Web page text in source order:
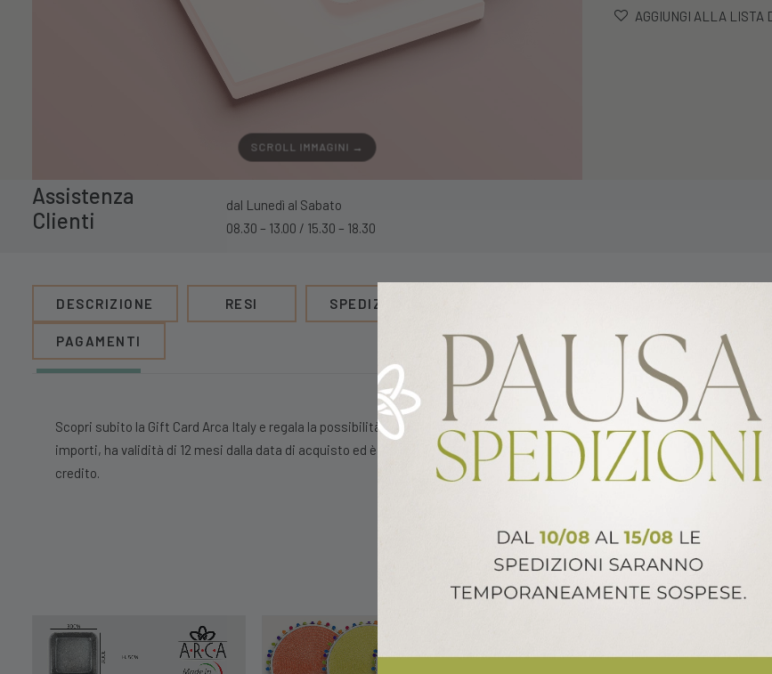
SCROLL IMMAGINI →
AGGIUNGI ALLA LISTA
Assistenza
Clienti
dal Lunedì al Sabato
08.30 – 13.00 / 15.30 – 18.30
DESCRIZIONE RESI SPEDIZIONI
PAGAMENTI
Scopri subito la Gift Card Arca Italy e regala la possibilità di scegliere! Disponibile in diversi
importi, ha validità di 12 mesi dalla data di acquisto ed è riutilizzabile fino a esaurimento del
credito.
ALTRI PRODOTTI ARCA ITALY